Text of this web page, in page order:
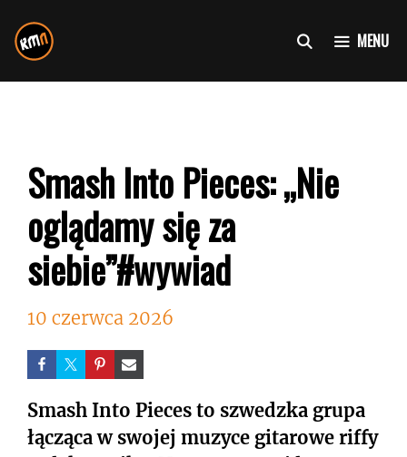
do
treści
MENU
Smash Into Pieces: „Nie
oglądamy się za
siebie”#wywiad
10 czerwca 2026
Smash Into Pieces to szwedzka grupa
łącząca w swojej muzyce gitarowe riffy